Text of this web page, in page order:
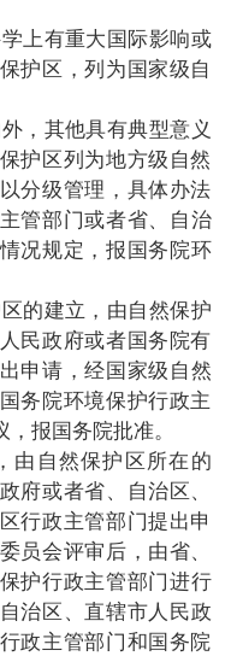
保护区的建设
件之一的，应当
域、有代表性的
但经保护能够恢
植物物种的天然
的海域、海岸、
原和荒漠；
价值的地质构造
火山、温泉等自然
自治区、直辖市
其他自然区域。
分为国家级自然